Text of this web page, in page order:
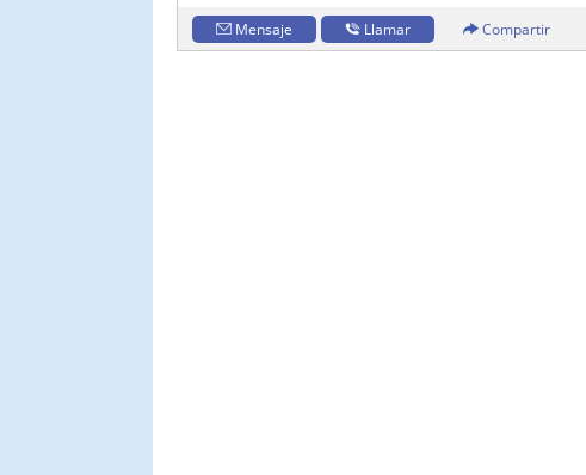
Mensaje Llamar Compartir